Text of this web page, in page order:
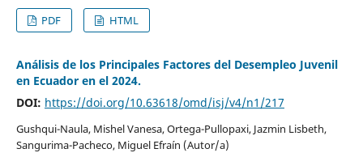
PDF
HTML
Análisis de los Principales Factores del Desempleo Juvenil
en Ecuador en el 2024.
DOI: https://doi.org/10.63618/omd/isj/v4/n1/217
Gushqui-Naula, Mishel Vanesa, Ortega-Pullopaxi, Jazmin Lisbeth,
Sangurima-Pacheco, Miguel Efraín (Autor/a)